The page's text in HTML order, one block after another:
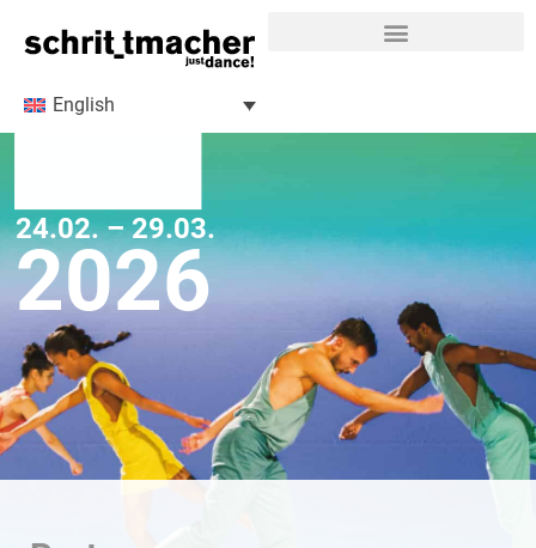
English
24.02. – 29.03.
2026